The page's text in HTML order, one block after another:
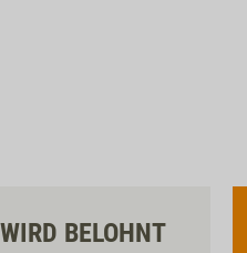
BELOHNT